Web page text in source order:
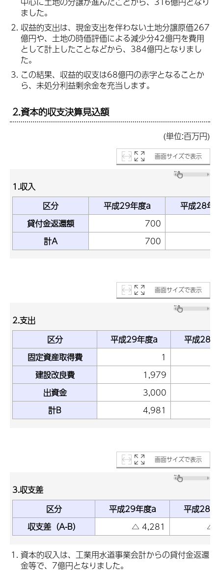
ました。
収益的支出は、現金支出を伴わない土地分譲原価267
億円や、土地の時価評価による減少分42億円を費用
として計上したことなどから、384億円となりまし
た。
この結果、収益的収支は68億円の赤字となることか
ら、未処分利益剰余金を充当します。
2.資本的収支決算見込額
(単位:百万円)
画面サイズで表示
1.収入
区分
平成29年度a
平成28年
貸付金返還額
700
計A
700
画面サイズで表示
2.支出
区分
平成29年度a
平成28
固定資産取得費
1
建設改良費
1,979
出資金
3,000
計B
4,981
画面サイズで表示
3.収支差
区分
平成29年度a
平成28
収支差（A-B）
△ 4,281 △
資本的収入は、工業用水道事業会計からの貸付金返還
金等で、7億円となりました。